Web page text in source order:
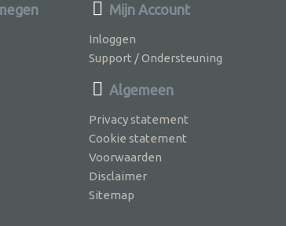
Mijn Account
Inloggen
Support / Ondersteuning
Algemeen
Privacy statement
Cookie statement
Voorwaarden
Disclaimer
Sitemap